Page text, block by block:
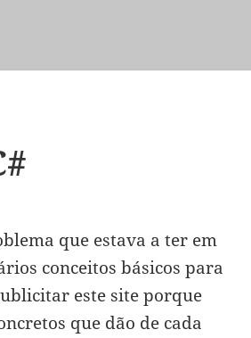
que estava a ter em
conceitos básicos para
este site porque
que dão de cada